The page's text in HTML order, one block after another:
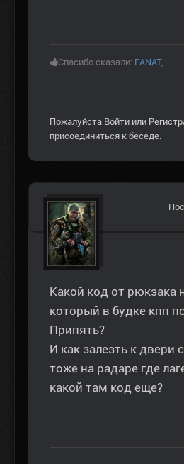
Спасибо сказали: FANAT,
Пожалуйста Войти или
присоединиться к беседе.
Какой код от рюкзака
который в будке кпп
Припять?
И как залезть к двери
тоже на радаре где
какой там код еще?